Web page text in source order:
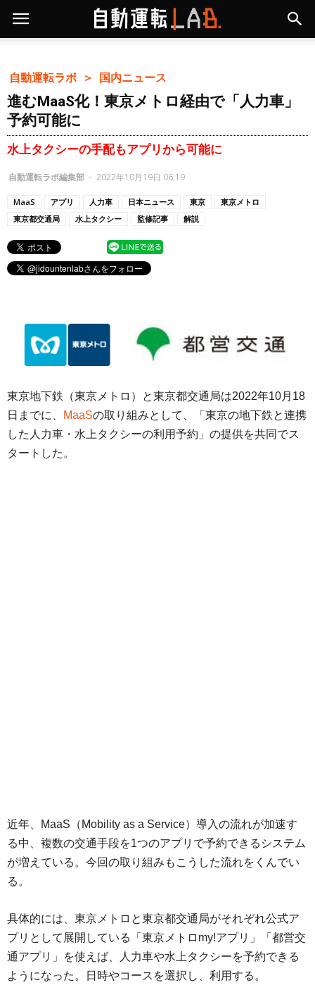
自動運転ラボ ＞ 国内ニュース
進むMaaS化！東京メトロ経由で「人力車」
予約可能に
水上タクシーの手配もアプリから可能に
自動運転ラボ編集部 - 2022年10月19日 06:19
MaaS アプリ 人力車 日本ニュース 東京
東京メトロ
東京都交通局
水上タクシー 監修記事 解説
東京地下鉄（東京メトロ）と東京都交通局は2022年10月18
日までに、
MaaSの取り組みとして、「東京の地下鉄と連携
した人力車・水上タクシーの利用予約」の提供を共同でス
タートした。
近年、MaaS（Mobility as a Service）導入の流れが加速す
る中、複数の交通手段を1つのアプリで予約できるシステム
が増えている。今回の取り組みもこうした流れをくんでい
る。
具体的には、東京メトロと東京都交通局がそれぞれ公式ア
プリとして展開している「東京メトロmy!アプリ」「都営交
通アプリ」を使えば、人力車や水上タクシーを予約できる
ようになった。日時やコースを選択し、利用する。